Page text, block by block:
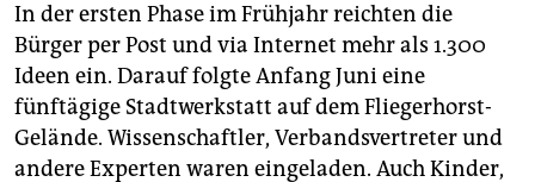
In der ersten Phase im Frühjahr reichten die
Bürger per Post und via Internet mehr als 1.300
Ideen ein. Darauf folgte Anfang Juni eine
fünftägige Stadtwerkstatt auf dem Fliegerhorst-
Gelände. Wissenschaftler, Verbandsvertreter und
andere Experten waren eingeladen. Auch Kinder,